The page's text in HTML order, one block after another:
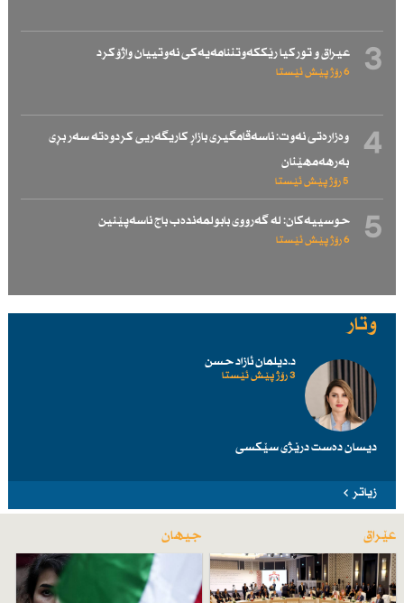
3 عیراق و توركیا رێككەوتننامەیەكی نەوتییان واژۆكرد
6 رۆژ پێش ئێستا
4
وەزارەتی نەوت: ناسەقامگیری بازاڕ كاریگەریی كردوەتە سەر بڕی
بەرهەمهێنان
5 رۆژ پێش ئێستا
5 حوسییەكان: لە گەرووی بابولمەندەب باج ناسەپێنین
6 رۆژ پێش ئێستا
وتار
د.دیلمان ئازاد حسن
3 رۆژ پێش ئێستا
دیسان دەست درێژی سێكسی
زیاتر
عێراق جیهان